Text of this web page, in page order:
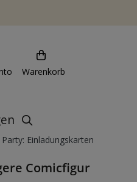
Warenkorb
Einladungskarten
Comicfigur